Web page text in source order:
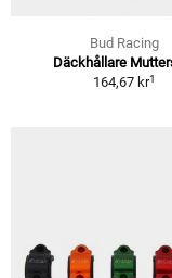
Bud Racing
Däckhållare
164,67 kr1